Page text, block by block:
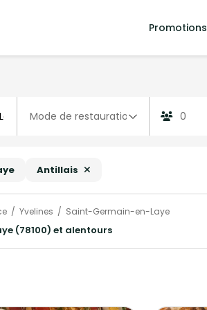
Promotions
Antillais
Yvelines Saint-Germain-en-Laye
(78100) et alentours